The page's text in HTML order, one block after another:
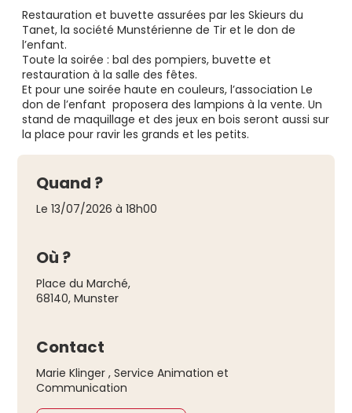
Restauration et buvette assurées par les Skieurs du
Tanet, la société Munstérienne de Tir et le don de
l’enfant.
Toute la soirée : bal des pompiers, buvette et
restauration à la salle des fêtes.
Et pour une soirée haute en couleurs, l’association Le
don de l’enfant proposera des lampions à la vente. Un
stand de maquillage et des jeux en bois seront aussi sur
la place pour ravir les grands et les petits.
Quand ?
Le 13/07/2026 à 18h00
Où ?
Place du Marché,
68140, Munster
Contact
Marie Klinger , Service Animation et
Communication